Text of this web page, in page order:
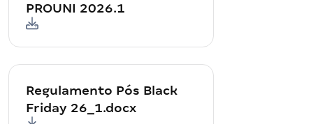
PROUNI 2026.1
Regulamento Pós Black
Friday 26_1.docx